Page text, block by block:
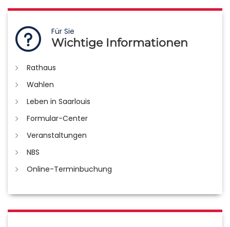
Für Sie
Wichtige Informationen
Rathaus
Wahlen
Leben in Saarlouis
Formular-Center
Veranstaltungen
NBS
Online-Terminbuchung